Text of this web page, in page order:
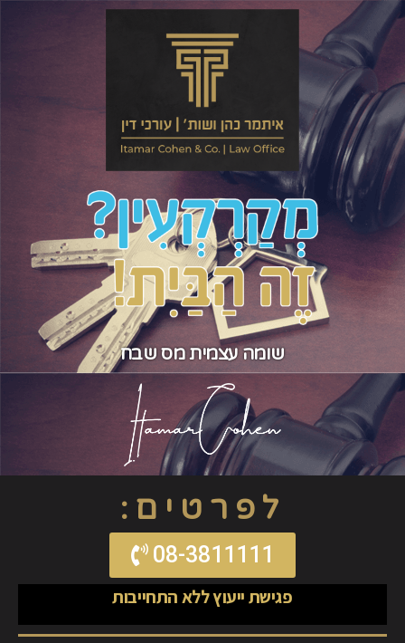
שומה עצמית מס שבח
לפרטים:
08-3811111
פגישת ייעוץ ללא התחייבות